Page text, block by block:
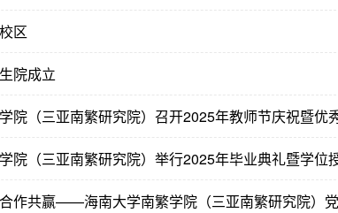
区
院成立
院（三亚南繁研究院）召开2025年教师节庆祝暨优
院（三亚南繁研究院）举行2025年毕业典礼暨学位